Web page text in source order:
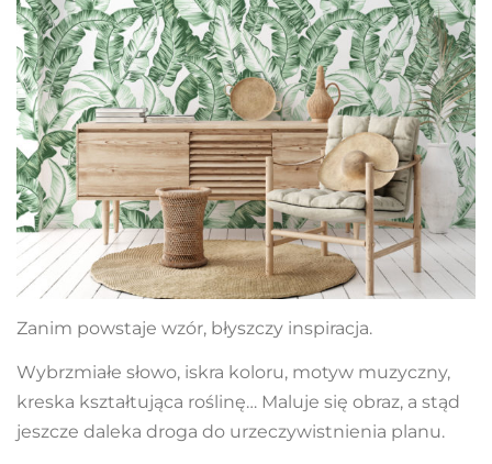
Zanim powstaje wzór, błyszczy inspiracja.
Wybrzmiałe słowo, iskra koloru, motyw muzyczny,
kreska kształtująca roślinę… Maluje się obraz, a stąd
jeszcze daleka droga do urzeczywistnienia planu.